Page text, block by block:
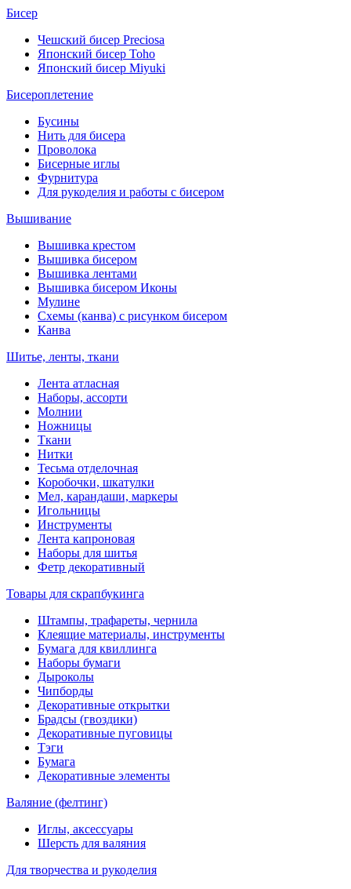
Бисер
Чешский бисер Preciosa
Японский бисер Toho
Японский бисер Miyuki
Бисероплетение
Бусины
Нить для бисера
Проволока
Бисерные иглы
Фурнитура
Для рукоделия и работы с бисером
Вышивание
Вышивка крестом
Вышивка бисером
Вышивка лентами
Вышивка бисером Иконы
Мулине
Схемы (канва) с рисунком бисером
Канва
Шитье, ленты, ткани
Лента атласная
Наборы, ассорти
Молнии
Ножницы
Ткани
Нитки
Тесьма отделочная
Коробочки, шкатулки
Мел, карандаши, маркеры
Игольницы
Инструменты
Лента капроновая
Наборы для шитья
Фетр декоративный
Товары для скрапбукинга
Штампы, трафареты, чернила
Клеящие материалы, инструменты
Бумага для квиллинга
Наборы бумаги
Дыроколы
Чипборды
Декоративные открытки
Брадсы (гвоздики)
Декоративные пуговицы
Тэги
Бумага
Декоративные элементы
Валяние (фелтинг)
Иглы, аксессуары
Шерсть для валяния
Для творчества и рукоделия